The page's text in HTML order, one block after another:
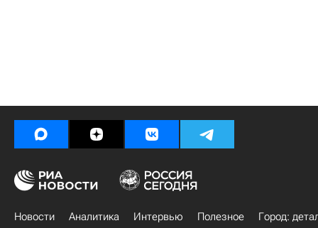
Новости Аналитика Интервью Полезное
Город: